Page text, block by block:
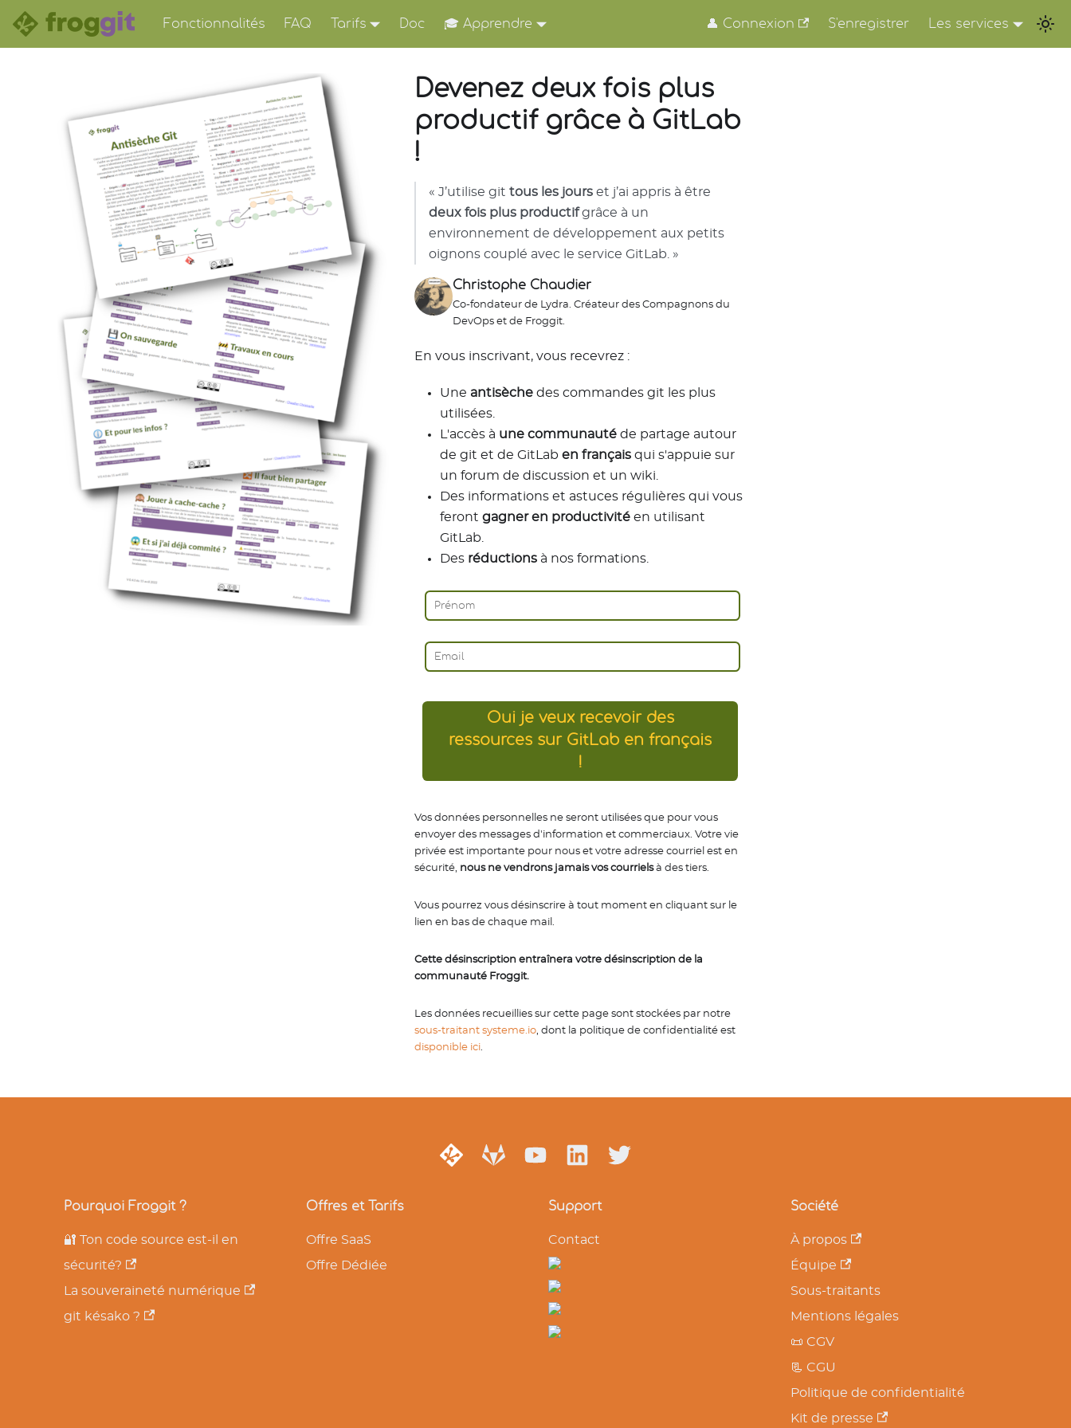
Fonctionnalités FAQ Tarifs Doc 🎓 Apprendre 👤 Connexion S'enregistrer Les services
Devenez deux fois plus
productif grâce à GitLab
!
« J’utilise git tous les jours et j’ai appris à être
deux fois plus productifgrâce à un
environnement de développement aux petits
oignons couplé avec le service GitLab. »
Christophe Chaudier
Co-fondateur de Lydra. Créateur des Compagnons du
DevOps et de Froggit.
En vous inscrivant, vous recevrez :
Une antisèche des commandes git les plus
utilisées.
L'accès à une communauté de partage autour
de git et de GitLab en français qui s'appuie sur
un forum de discussion et un wiki.
Des informations et astuces régulières qui vous
feront gagner en productivité en utilisant
GitLab.
Des réductions à nos formations.
Oui je veux recevoir des
ressources sur GitLab en français
!
Vos données personnelles ne seront utilisées que pour vous
envoyer des messages d'information et commerciaux. Votre vie
privée est importante pour nous et votre adresse courriel est en
sécurité, nous ne vendrons jamais vos courrielsà des tiers.
Vous pourrez vous désinscrire à tout moment en cliquant sur le
lien en bas de chaque mail.
Cette désinscription entraînera votre désinscription de la
communauté Froggit.
Les données recueillies sur cette page sont stockées par notre
sous-traitant systeme.io, dont la politique de confidentialité est
disponible ici.
Pourquoi Froggit ?
🔐 Ton code source est-il en
sécurité?
La souveraineté numérique
git késako ?
Offres et Tarifs
Offre SaaS
Offre Dédiée
Support
Contact
Société
À propos
Équipe
Sous-traitants
Mentions légales
📜 CGV
📃 CGU
Politique de confidentialité
Kit de presse